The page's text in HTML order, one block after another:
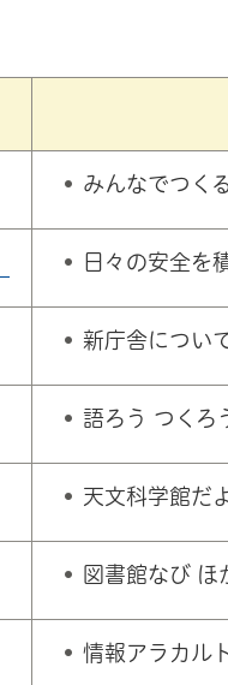
みんなでつく
日々の安全を
新庁舎につい
語ろう つく
天文科学館だ
図書館なび ほ
情報アラカル